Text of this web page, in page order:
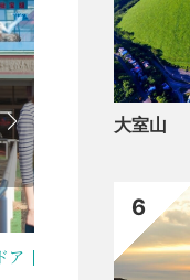
大室山
6